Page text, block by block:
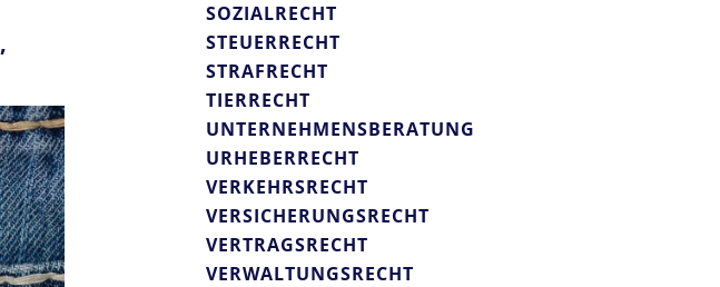
,
SOZIALRECHT
STEUERRECHT
STRAFRECHT
TIERRECHT
UNTERNEHMENSBERATUNG
URHEBERRECHT
VERKEHRSRECHT
VERSICHERUNGSRECHT
VERTRAGSRECHT
VERWALTUNGSRECHT